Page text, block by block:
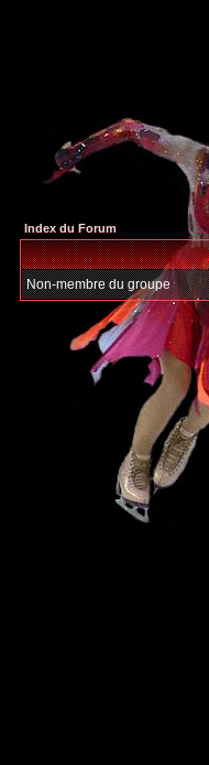
Index du Forum
Non-membre du groupe